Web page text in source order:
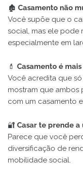
🏚️ Casamento não
Você supõe que o
social, mas ele pode
especialmente em
💄 Casamento é
Você acredita que
mostram que
com um casamento
🔐 Casar te prende
Parece que você
diversificação de
mobilidade social.